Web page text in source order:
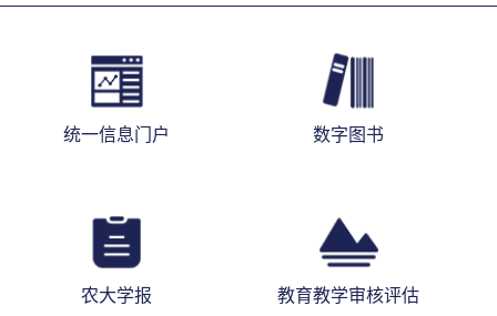
统一信息门户 数字图书
农大学报 教育教学审核评估